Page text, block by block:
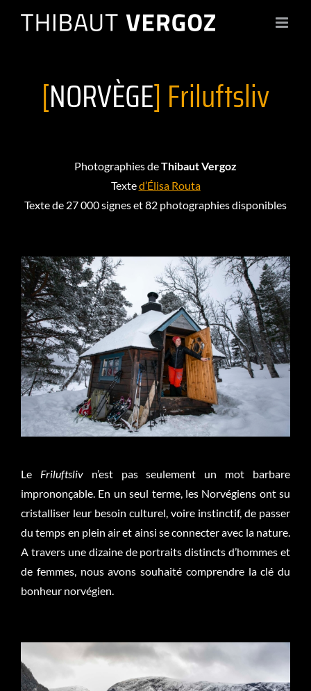
[NORVÈGE] Friluftsliv
Photographies deThibaut Vergoz
Texted’Élisa Routa
Texte de 27 000 signes et 82 photographies disponibles
Le Friluftslivn’est pas seulement un mot barbare
imprononçable. En un seul terme, les Norvégiens ont su
cristalliser leur besoin culturel, voire instinctif, de passer
du temps en plein air et ainsi se connecter avec la nature.
A travers une dizaine de portraits distincts d’hommes et
de femmes, nous avons souhaité comprendre la clé du
bonheur norvégien.